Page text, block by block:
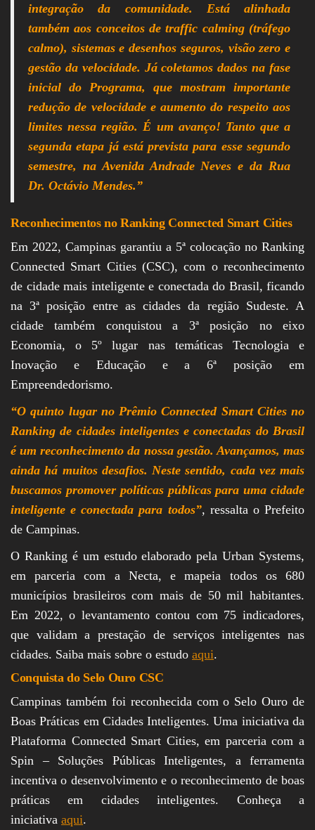
integração da comunidade. Está alinhada
também aos conceitos de traffic calming (tráfego
calmo), sistemas e desenhos seguros, visão zero e
gestão da velocidade. Já coletamos dados na fase
inicial do Programa, que mostram importante
redução de velocidade e aumento do respeito aos
limites nessa região. É um avanço! Tanto que a
segunda etapa já está prevista para esse segundo
semestre, na Avenida Andrade Neves e da Rua
Dr. Octávio Mendes.”
Reconhecimentos no Ranking Connected Smart Cities
Em 2022, Campinas garantiu a 5ª colocação no Ranking
Connected Smart Cities (CSC), com o reconhecimento
de cidade mais inteligente e conectada do Brasil, ficando
na 3ª posição entre as cidades da região Sudeste. A
cidade também conquistou a 3ª posição no eixo
Economia, o 5º lugar nas temáticas Tecnologia e
Inovação e Educação e a 6ª posição em
Empreendedorismo.
“O quinto lugar no Prêmio Connected Smart Cities no
Ranking de cidades inteligentes e conectadas do Brasil
é um reconhecimento da nossa gestão. Avançamos, mas
ainda há muitos desafios. Neste sentido, cada vez mais
buscamos promover políticas públicas para uma cidade
inteligente e conectada para todos”, ressalta o Prefeito
de Campinas.
O Ranking é um estudo elaborado pela Urban Systems,
em parceria com a Necta, e mapeia todos os 680
municípios brasileiros com mais de 50 mil habitantes.
Em 2022, o levantamento contou com 75 indicadores,
que validam a prestação de serviços inteligentes nas
cidades. Saiba mais sobre o estudo aqui.
Conquista do Selo Ouro CSC
Campinas também foi reconhecida com o Selo Ouro de
Boas Práticas em Cidades Inteligentes. Uma iniciativa da
Plataforma Connected Smart Cities, em parceria com a
Spin – Soluções Públicas Inteligentes, a ferramenta
incentiva o desenvolvimento e o reconhecimento de boas
práticas em cidades inteligentes. Conheça a
iniciativa aqui.